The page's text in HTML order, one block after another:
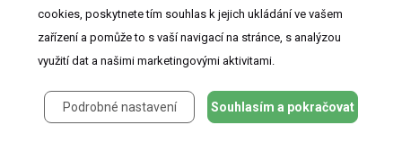
older adults: literature review. J Adv Nurs 2006; 54(4): 477–490.
9. Kozáková R, Kroulíková L, Jarošová D. Hodnocení stavu výživy pacientů
v zařízení dlouhodobé péče. Ošetřovatelství a porodní asistence 2011; 2(1):
10. Guigoz Y, Lauque S, Vellas B. Identifying the elderly at risk for
malnutrition: the Mini Nutritional Assessment. Clin Geriatr Med 2002; (18):
cookies, poskytnete tím souhlas k jejich ukládání ve vašem
zařízení a pomůže to s vaší navigací na stránce, s analýzou
využití dat a našimi marketingovými aktivitami.
Podrobné nastavení Souhlasím a pokračovat